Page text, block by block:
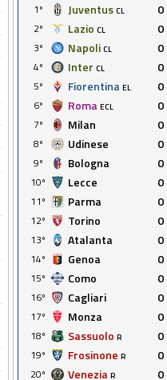
1º Juventus CL 0
2º
Lazio CL 0
3º
Napoli CL 0
4º
Inter CL 0
5º
Fiorentina EL 0
6º
Roma ECL 0
7º
Milan 0
8º
Udinese 0
9º
Bologna 0
10º
Lecce 0
11º
Parma 0
12º
Torino 0
13º
Atalanta 0
14º
Genoa 0
15º
Como 0
16º
Cagliari 0
17º
Monza 0
18º
Sassuolo R 0
19º
Frosinone R 0
20º
Venezia R 0